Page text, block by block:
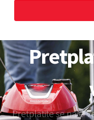
Pretplatite se na e-